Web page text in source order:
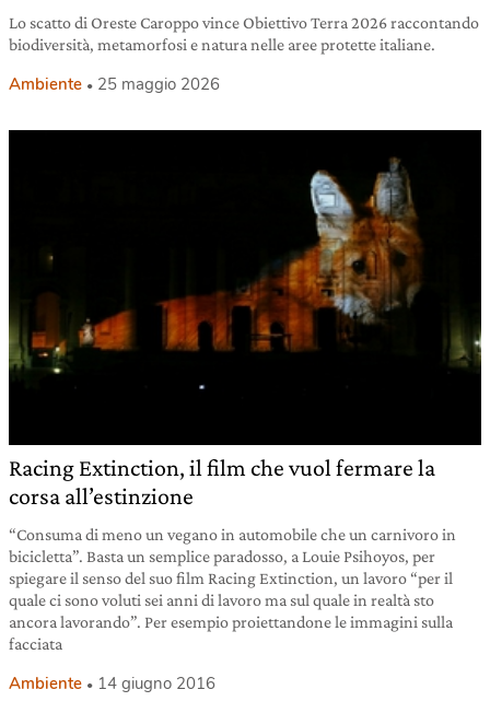
Lo scatto di Oreste Caroppo vince Obiettivo Terra 2026 raccontando
biodiversità, metamorfosi e natura nelle aree protette italiane.
Ambiente 25 maggio 2026
Racing Extinction, il film che vuol fermare la
corsa all’estinzione
“Consuma di meno un vegano in automobile che un carnivoro in
bicicletta”. Basta un semplice paradosso, a Louie Psihoyos, per
spiegare il senso del suo film Racing Extinction, un lavoro “per il
quale ci sono voluti sei anni di lavoro ma sul quale in realtà sto
ancora lavorando”. Per esempio proiettandone le immagini sulla
facciata
Ambiente 14 giugno 2016